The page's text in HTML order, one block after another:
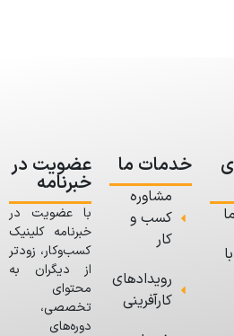
خدمات ما
مشاوره
کسب و
کار
رویدادهای
کارآفرینی
عضویت در
خبرنامه
با عضویت در
خبرنامه کلینیک
کسب‌وکار، زودتر
از دیگران به
محتوای
تخصصی،
دوره‌های